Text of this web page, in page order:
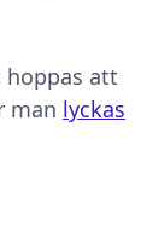
hoppas att
man lyckas